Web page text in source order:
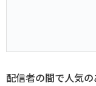
配信者の間で人気